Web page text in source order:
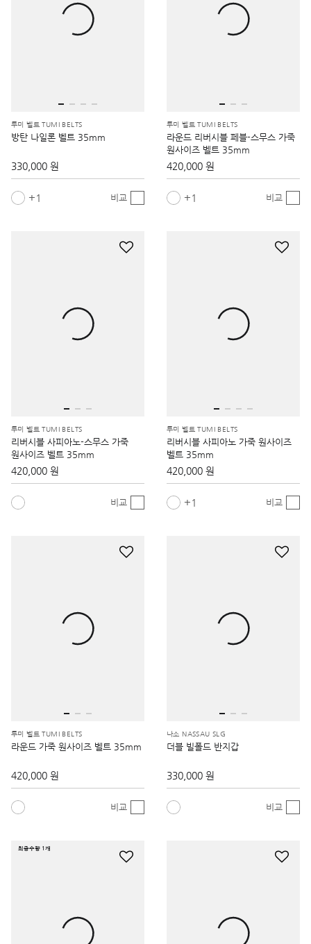
투미 벨트 TUMI BELTS
방탄 나일론 벨트 35mm
330,000 원
1 비교
투미 벨트 TUMI BELTS
라운드 리버시블 페블-스무스 가죽
원사이즈 벨트 35mm
420,000 원
1 비교
투미 벨트 TUMI BELTS
리버시블 사피아노-스무스 가죽
원사이즈 벨트 35mm
420,000 원
비교
투미 벨트 TUMI BELTS
리버시블 사피아노 가죽 원사이즈
벨트 35mm
420,000 원
1 비교
투미 벨트 TUMI BELTS
라운드 가죽 원사이즈 벨트 35mm
420,000 원
비교
나소 NASSAU SLG
더블 빌폴드 반지갑
330,000 원
비교
최종수량 1개